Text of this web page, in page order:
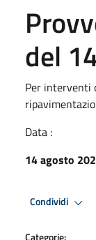
del
Per interventi
Data :
14 agosto
Condividi
Categorie: